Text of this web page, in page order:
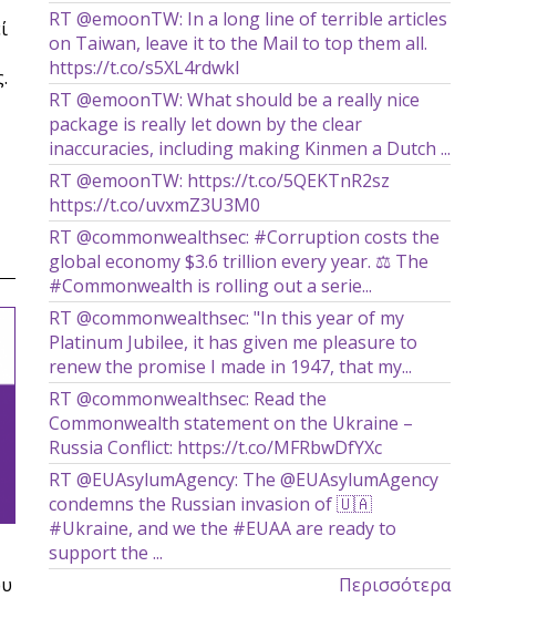
RT @emoonTW: In a long line of terrible articles
on Taiwan, leave it to the Mail to top them all.
https://t.co/s5XL4rdwkl
RT @emoonTW: What should be a really nice
package is really let down by the clear
inaccuracies, including making Kinmen a Dutch ...
RT @emoonTW: https://t.co/5QEKTnR2sz
https://t.co/uvxmZ3U3M0
RT @commonwealthsec: #Corruption costs the
global economy $3.6 trillion every year. ⚖️ The
#Commonwealth is rolling out a serie...
RT @commonwealthsec: "In this year of my
Platinum Jubilee, it has given me pleasure to
renew the promise I made in 1947, that my...
RT @commonwealthsec: Read the
Commonwealth statement on the Ukraine –
Russia Conflict: https://t.co/MFRbwDfYXc
RT @EUAsylumAgency: The @EUAsylumAgency
condemns the Russian invasion of 🇺🇦
#Ukraine, and we the #EUAA are ready to
support the ...
Περισσότερα